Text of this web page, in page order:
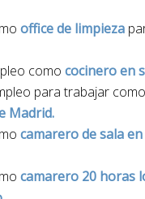
office de limpieza
como cocinero en
para trabajar como
Madrid.
camarero de sala
camarero 20 horas